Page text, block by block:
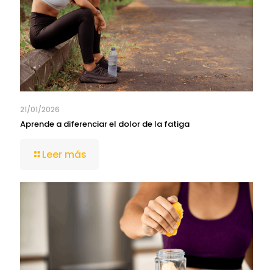
21/01/2026
Aprende a diferenciar el dolor de la fatiga
Leer más